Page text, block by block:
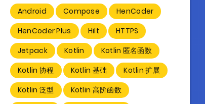
Android Compose
HenCoder
HenCoder Plus
Hilt
HTTPS
Jetpack
Kotlin
Kotlin 匿名函数
Kotlin 协程
Kotlin 基础
Kotlin 扩展
Kotlin 泛型
Kotlin 高阶函数